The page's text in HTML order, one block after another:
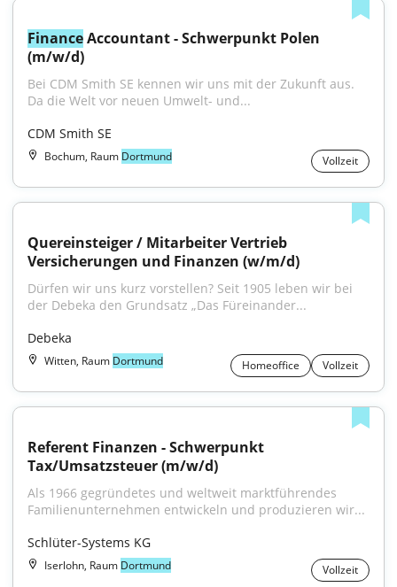
Finance Accountant - Schwerpunkt Polen
(m/w/d)
Bei CDM Smith SE kennen wir uns mit der Zukunft aus.
Da die Welt vor neuen Umwelt- und...
CDM Smith SE
Bochum, Raum Dortmund Vollzeit
Quereinsteiger / Mitarbeiter Vertrieb
Versicherungen und Finanzen (w/m/d)
Dürfen wir uns kurz vorstellen? Seit 1905 leben wir bei
der Debeka den Grundsatz „Das Füreinander...
Debeka
Witten, Raum Dortmund Homeoffice Vollzeit
Referent Finanzen - Schwerpunkt
Tax/Umsatzsteuer (m/w/d)
Als 1966 gegründetes und weltweit marktführendes
Familienunternehmen entwickeln und produzieren wir...
Schlüter-Systems KG
Iserlohn, Raum Dortmund Vollzeit